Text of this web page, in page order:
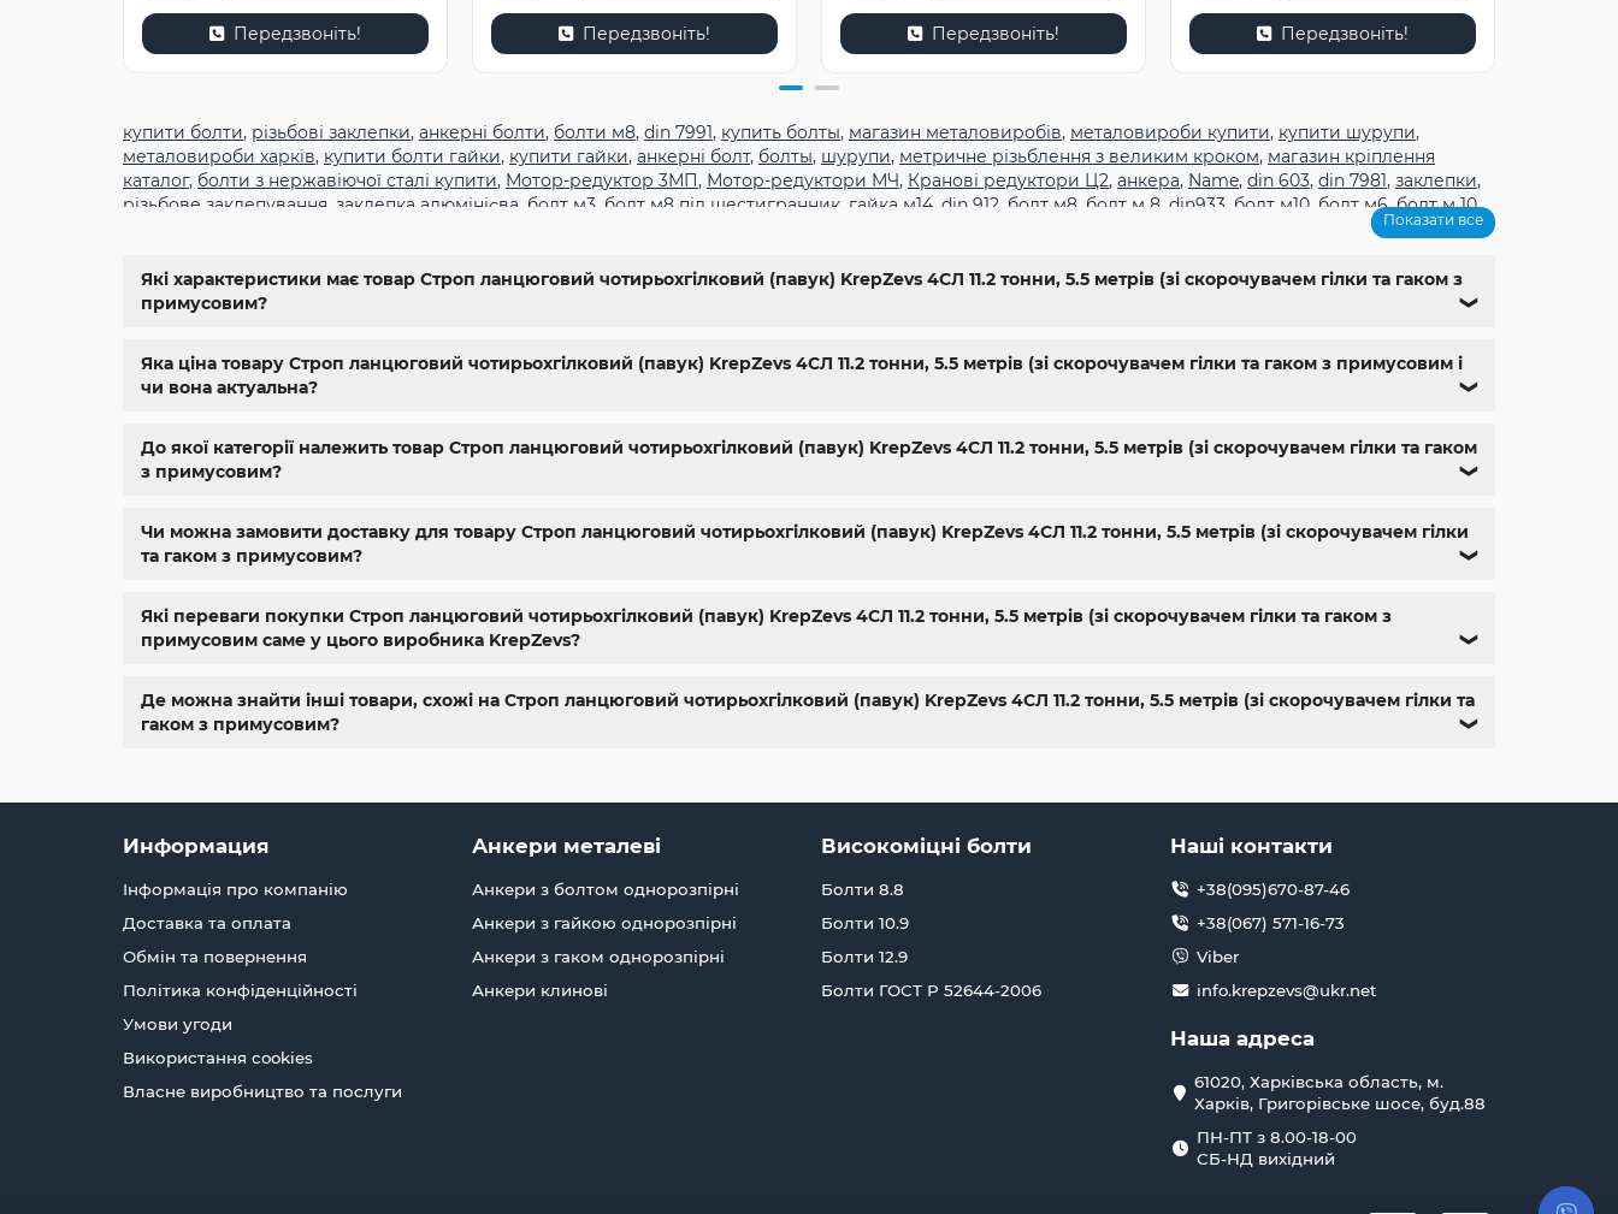
Передзвоніть! Передзвоніть! Передзвоніть! Передзвоніть!
купити болти, різьбові заклепки, анкерні болти, болти м8, din 7991, купить болты, магазин металовиробів, металовироби купити, купити шурупи,
металовироби харків, купити болти гайки, купити гайки, анкерні болт, болты, шурупи, метричне різьблення з великим кроком, магазин кріплення
каталог, болти з нержавіючої сталі купити, Мотор-редуктор 3МП, Мотор-редуктори МЧ, Кранові редуктори Ц2, анкера, Name, din 603, din 7981, заклепки,
різьбове заклепування заклепка алюмінієва болт м3 болт м8 під шестигранник гайка м14 din 912 болт м8 болт м 8 din933 болт м10 болт м6,болт м 10,
din 6799,din
болтов,гайки и болты ,болты харьков,болты гайки шайбы,болты 10.9,болты 8.8 ,винты м8,болт нержавеющий м8, болты госты,стопорные гайки,
магазин метизов киев
Показати все
Які характеристики має товар Строп ланцюговий чотирьохгілковий (павук) KrepZevs 4СЛ 11.2 тонни, 5.5 метрів (зі скорочувачем гілки та гаком з
примусовим?
❯
Яка ціна товару Строп ланцюговий чотирьохгілковий (павук) KrepZevs 4СЛ 11.2 тонни, 5.5 метрів (зі скорочувачем гілки та гаком з примусовим і
чи вона актуальна?
❯
До якої категорії належить товар Строп ланцюговий чотирьохгілковий (павук) KrepZevs 4СЛ 11.2 тонни, 5.5 метрів (зі скорочувачем гілки та гаком
з примусовим?
❯
Чи можна замовити доставку для товару Строп ланцюговий чотирьохгілковий (павук) KrepZevs 4СЛ 11.2 тонни, 5.5 метрів (зі скорочувачем гілки
та гаком з примусовим?
❯
Які переваги покупки Строп ланцюговий чотирьохгілковий (павук) KrepZevs 4СЛ 11.2 тонни, 5.5 метрів (зі скорочувачем гілки та гаком з
примусовим саме у цього виробника KrepZevs?
❯
Де можна знайти інші товари, схожі на Строп ланцюговий чотирьохгілковий (павук) KrepZevs 4СЛ 11.2 тонни, 5.5 метрів (зі скорочувачем гілки та
гаком з примусовим?
❯
Информация
Інформація про компанію
Доставка та оплата
Обмін та повернення
Політика конфіденційності
Умови угоди
Використання cookies
Власне виробництво та послуги
Анкери металеві
Анкери з болтом однорозпірні
Анкери з гайкою однорозпірні
Анкери з гаком однорозпірні
Анкери клинові
Високоміцні болти
Болти 8.8
Болти 10.9
Болти 12.9
Болти ГОСТ Р 52644-2006
Наші контакти
+38(095)670-87-46
+38(067) 571-16-73
Viber
info.krepzevs@ukr.net
Наша адреса
61020, Харківська область, м.
Харків, Григорівське шосе, буд.88
ПН-ПТ з 8.00-18-00
СБ-НД вихідний